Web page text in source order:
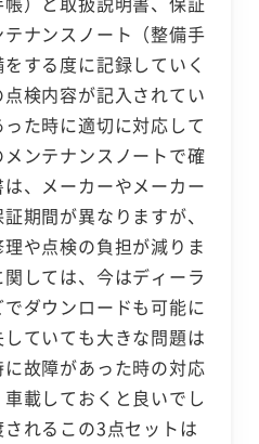
ナンスノート（整備手
する度に記録していく
検内容が記入されてい
た時に適切に対応して
ンテナンスノートで確
、メーカーやメーカー
期間が異なりますが、
や点検の負担が減りま
しては、今はディーラ
ダウンロードも可能に
ていても大きな問題は
故障があった時の対応
載しておくと良いでし
れるこの3点セットは